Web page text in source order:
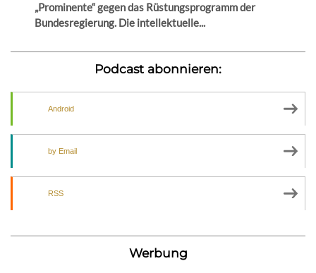
„Prominente“ gegen das Rüstungsprogramm der
Bundesregierung. Die intellektuelle...
Podcast abonnieren:
Android
by Email
RSS
Werbung